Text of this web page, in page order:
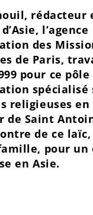
rédacteur
l’agence
des
de Paris,
pour ce pôle
spécialisé
religieuses en
de Saint
de ce
pour un
en Asie.